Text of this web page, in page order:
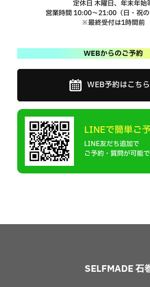
定休日 木曜日、年末年始
営業時間 10:00～21:00（日・祝の
※最終受付は1時間前
WEBからのご予約
WEB予約はこちら
LINEで簡単ご
LINE友だち追加で
ご予約・質問が可能で
SELFMADE 石